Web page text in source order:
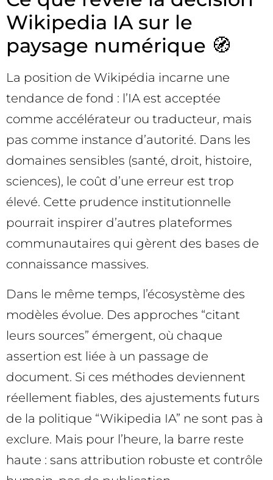
Wikipedia IA sur le
paysage numérique 🧭
La position de Wikipédia incarne une
tendance de fond : l’IA est acceptée
comme accélérateur ou traducteur, mais
pas comme instance d’autorité. Dans les
domaines sensibles (santé, droit, histoire,
sciences), le coût d’une erreur est trop
élevé. Cette prudence institutionnelle
pourrait inspirer d’autres plateformes
communautaires qui gèrent des bases de
connaissance massives.
Dans le même temps, l’écosystème des
modèles évolue. Des approches “citant
leurs sources” émergent, où chaque
assertion est liée à un passage de
document. Si ces méthodes deviennent
réellement fiables, des ajustements futurs
de la politique “Wikipedia IA” ne sont pas à
exclure. Mais pour l’heure, la barre reste
haute : sans attribution robuste et contrôle